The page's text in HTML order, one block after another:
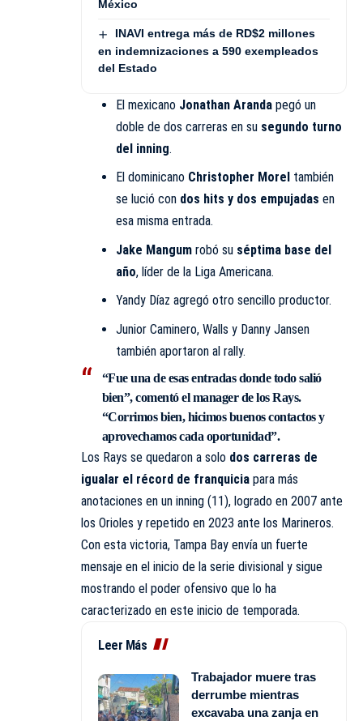
México
INAVI entrega más de RD$2 millones
en indemnizaciones a 590 exempleados
del Estado
El mexicano Jonathan Arandapegó un
doble de dos carreras en su segundo turno
del inning.
El dominicano Christopher Morel también
se lució con dos hits y dos empujadas en
esa misma entrada.
Jake Mangumrobó su séptima base del
año, líder de la Liga Americana.
Yandy Díaz agregó otro sencillo productor.
Junior Caminero, Walls y Danny Jansen
también aportaron al rally.
“Fue una de esas entradas donde todo salió
bien”, comentó el manager de los Rays.
“Corrimos bien, hicimos buenos contactos y
aprovechamos cada oportunidad”.
Los Rays se quedaron a solo dos carreras de
igualar el récord de franquicia para más
anotaciones en un inning (11), logrado en 2007 ante
los Orioles y repetido en 2023 ante los Marineros.
Con esta victoria, Tampa Bay envía un fuerte
mensaje en el inicio de la serie divisional y sigue
mostrando el poder ofensivo que lo ha
caracterizado en este inicio de temporada.
Leer Más
Trabajador muere tras
derrumbe mientras
excavaba una zanja en